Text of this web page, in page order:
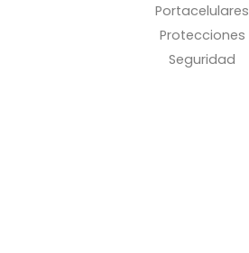
Portacelulares
Protecciones
Seguridad